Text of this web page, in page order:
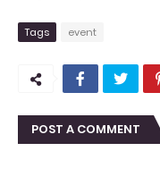
Tags event
POST A COMMENT